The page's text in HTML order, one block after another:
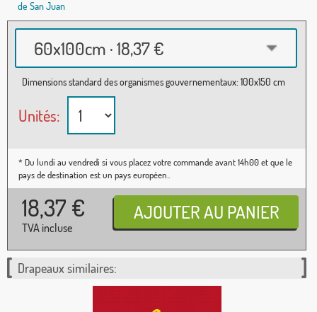
60x100cm · 18,37 €
Dimensions standard des organismes gouvernementaux: 100x150 cm
Unités:
* Du lundi au vendredi si vous placez votre commande avant 14h00 et que le
pays de destination est un pays européen..
18,37 €
TVA incluse
Drapeaux similaires: